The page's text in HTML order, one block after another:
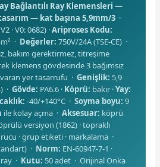
Bağlantılı Ray Klemensleri —
— kat başına 5,9mm/3 ·
· V0: 0682) ·Ariproses Kodu:
· Değerler: 750V/24A (TSE-CE) ·
bakım gerektirmez, titreşime
klemens gövdesinde 3 bağımsız
yer tasarrufu · Genişlik: 5,9
· Gövde: PA6.6 · Köprü: bakır ·Yay:
-40/+140°C · Soyma boyu: 9
ile kolay açma · Aksesuar: köprü
versiyon (1862) · topraklı
· grup etiketi · markalama ·
· Norm: EN-60947-7-1 ·
· Kutu: 50 adet · Orijinal Onka